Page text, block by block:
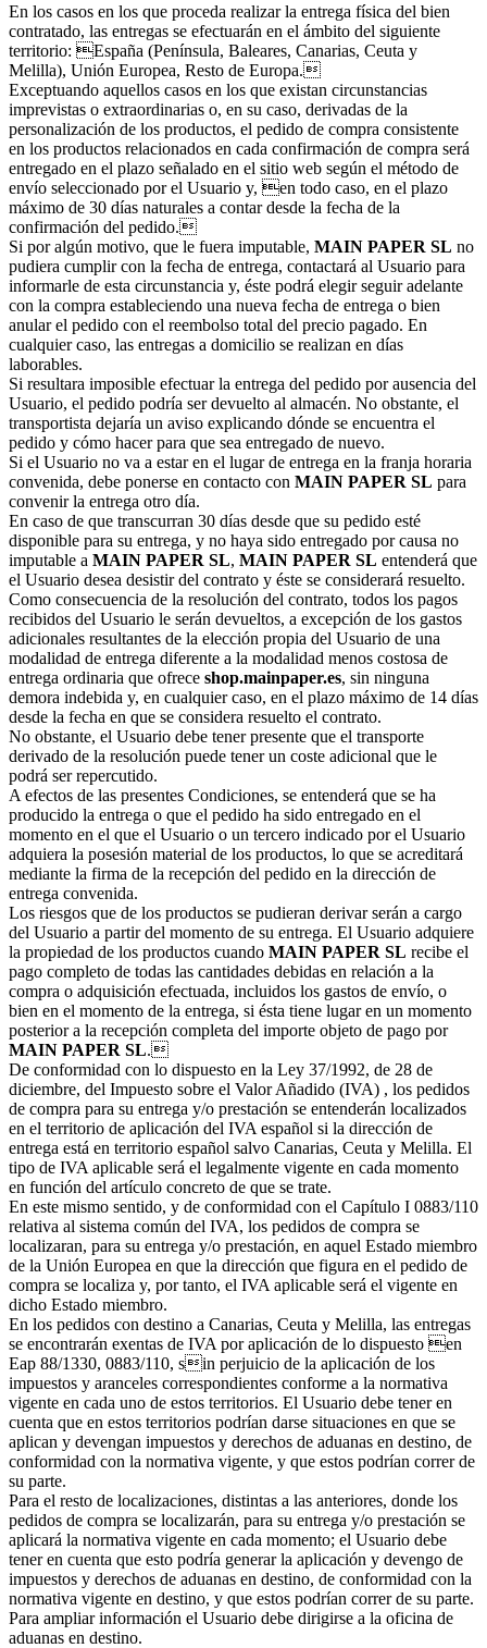
En los casos en los que proceda realizar la entrega física del bien
contratado, las entregas se efectuarán en el ámbito del siguiente
territorio: España (Península, Baleares, Canarias, Ceuta y
Melilla), Unión Europea, Resto de Europa.
Exceptuando aquellos casos en los que existan circunstancias
imprevistas o extraordinarias o, en su caso, derivadas de la
personalización de los productos, el pedido de compra consistente
en los productos relacionados en cada confirmación de compra será
entregado en el plazo señalado en el sitio web según el método de
envío seleccionado por el Usuario y, en todo caso, en el plazo
máximo de 30 días naturales a contar desde la fecha de la
confirmación del pedido.
Si por algún motivo, que le fuera imputable, MAIN PAPER SL no
pudiera cumplir con la fecha de entrega, contactará al Usuario para
informarle de esta circunstancia y, éste podrá elegir seguir adelante
con la compra estableciendo una nueva fecha de entrega o bien
anular el pedido con el reembolso total del precio pagado. En
cualquier caso, las entregas a domicilio se realizan en días
laborables.
Si resultara imposible efectuar la entrega del pedido por ausencia del
Usuario, el pedido podría ser devuelto al almacén. No obstante, el
transportista dejaría un aviso explicando dónde se encuentra el
pedido y cómo hacer para que sea entregado de nuevo.
Si el Usuario no va a estar en el lugar de entrega en la franja horaria
convenida, debe ponerse en contacto con MAIN PAPER SL para
convenir la entrega otro día.
En caso de que transcurran 30 días desde que su pedido esté
disponible para su entrega, y no haya sido entregado por causa no
imputable a MAIN PAPER SL, MAIN PAPER SL entenderá que
el Usuario desea desistir del contrato y éste se considerará resuelto.
Como consecuencia de la resolución del contrato, todos los pagos
recibidos del Usuario le serán devueltos, a excepción de los gastos
adicionales resultantes de la elección propia del Usuario de una
modalidad de entrega diferente a la modalidad menos costosa de
entrega ordinaria que ofrece shop.mainpaper.es, sin ninguna
demora indebida y, en cualquier caso, en el plazo máximo de 14 días
desde la fecha en que se considera resuelto el contrato.
No obstante, el Usuario debe tener presente que el transporte
derivado de la resolución puede tener un coste adicional que le
podrá ser repercutido.
A efectos de las presentes Condiciones, se entenderá que se ha
producido la entrega o que el pedido ha sido entregado en el
momento en el que el Usuario o un tercero indicado por el Usuario
adquiera la posesión material de los productos, lo que se acreditará
mediante la firma de la recepción del pedido en la dirección de
entrega convenida.
Los riesgos que de los productos se pudieran derivar serán a cargo
del Usuario a partir del momento de su entrega. El Usuario adquiere
la propiedad de los productos cuando MAIN PAPER SL recibe el
pago completo de todas las cantidades debidas en relación a la
compra o adquisición efectuada, incluidos los gastos de envío, o
bien en el momento de la entrega, si ésta tiene lugar en un momento
posterior a la recepción completa del importe objeto de pago por
MAIN PAPER SL.
De conformidad con lo dispuesto en la Ley 37/1992, de 28 de
diciembre, del Impuesto sobre el Valor Añadido (IVA) , los pedidos
de compra para su entrega y/o prestación se entenderán localizados
en el territorio de aplicación del IVA español si la dirección de
entrega está en territorio español salvo Canarias, Ceuta y Melilla. El
tipo de IVA aplicable será el legalmente vigente en cada momento
en función del artículo concreto de que se trate.
En este mismo sentido, y de conformidad con el Capítulo I 0883/110
relativa al sistema común del IVA, los pedidos de compra se
localizaran, para su entrega y/o prestación, en aquel Estado miembro
de la Unión Europea en que la dirección que figura en el pedido de
compra se localiza y, por tanto, el IVA aplicable será el vigente en
dicho Estado miembro.
En los pedidos con destino a Canarias, Ceuta y Melilla, las entregas
se encontrarán exentas de IVA por aplicación de lo dispuesto en
Eap 88/1330, 0883/110, sin perjuicio de la aplicación de los
impuestos y aranceles correspondientes conforme a la normativa
vigente en cada uno de estos territorios. El Usuario debe tener en
cuenta que en estos territorios podrían darse situaciones en que se
aplican y devengan impuestos y derechos de aduanas en destino, de
conformidad con la normativa vigente, y que estos podrían correr de
su parte.
Para el resto de localizaciones, distintas a las anteriores, donde los
pedidos de compra se localizarán, para su entrega y/o prestación se
aplicará la normativa vigente en cada momento; el Usuario debe
tener en cuenta que esto podría generar la aplicación y devengo de
impuestos y derechos de aduanas en destino, de conformidad con la
normativa vigente en destino, y que estos podrían correr de su parte.
Para ampliar información el Usuario debe dirigirse a la oficina de
aduanas en destino.